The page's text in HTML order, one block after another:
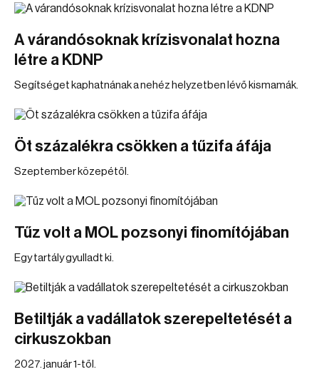
A várandósoknak krízisvonalat hozna
létre a KDNP
Segítséget kaphatnának a nehéz helyzetben lévő kismamák.
Öt százalékra csökken a tűzifa áfája
Szeptember közepétől.
Tűz volt a MOL pozsonyi finomítójában
Egy tartály gyulladt ki.
Betiltják a vadállatok szerepeltetését a
cirkuszokban
2027. január 1-től.